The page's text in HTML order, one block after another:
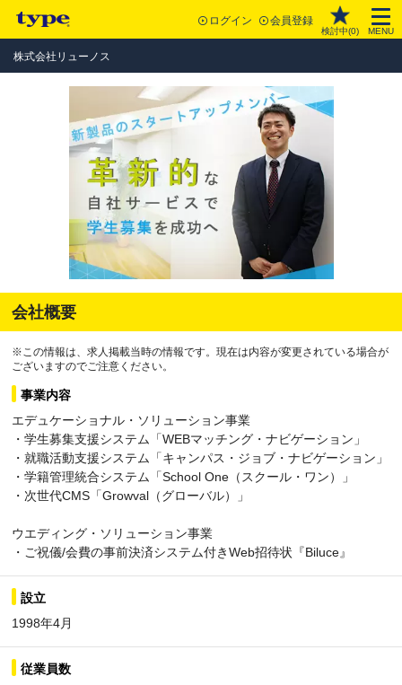
ログイン 会員登録
検討中(0) MENU
株式会社リューノス
会社概要
※この情報は、求人掲載当時の情報です。現在は内容が変更されている場合が
ございますのでご注意ください。
事業内容
エデュケーショナル・ソリューション事業
・学生募集支援システム「WEBマッチング・ナビゲーション」
・就職活動支援システム「キャンパス・ジョブ・ナビゲーション」
・学籍管理統合システム「School One（スクール・ワン）」
・次世代CMS「Growval（グローバル）」
ウエディング・ソリューション事業
・ご祝儀/会費の事前決済システム付きWeb招待状『Biluce』
設立
1998年4月
従業員数